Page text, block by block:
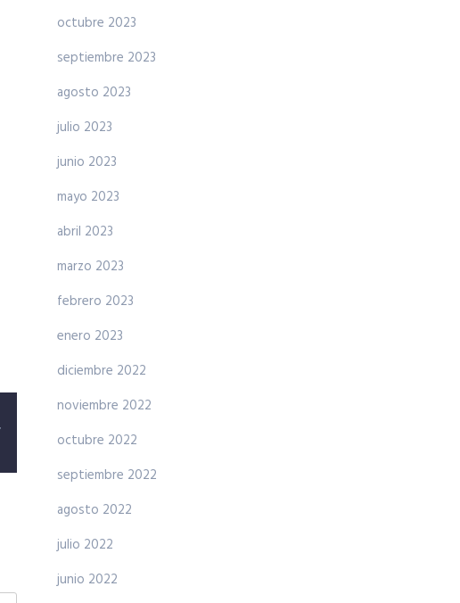
octubre 2023
septiembre 2023
agosto 2023
julio 2023
junio 2023
mayo 2023
abril 2023
marzo 2023
febrero 2023
enero 2023
diciembre 2022
noviembre 2022
octubre 2022
septiembre 2022
agosto 2022
julio 2022
junio 2022